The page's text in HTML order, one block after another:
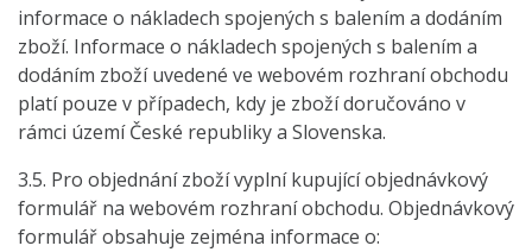
informace o nákladech spojených s balením a dodáním
zboží. Informace o nákladech spojených s balením a
dodáním zboží uvedené ve webovém rozhraní obchodu
platí pouze v případech, kdy je zboží doručováno v
rámci území České republiky a Slovenska.
3.5. Pro objednání zboží vyplní kupující objednávkový
formulář na webovém rozhraní obchodu. Objednávkový
formulář obsahuje zejména informace o: